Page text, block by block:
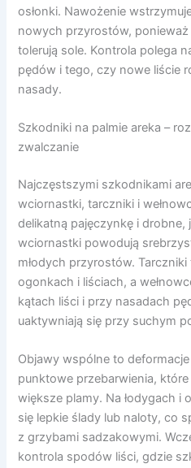
osłonki. Nawożenie
nowych przyrostów,
tolerują sole. Kontrola polega
pędów i tego, czy nowe liście
nasady.
Szkodniki na palmie areka –
zwalczanie
Najczęstszymi szkodnikami
wciornastki, tarczniki i
delikatną pajęczynkę i drobne,
wciornastki powodują
młodych przyrostów.
ogonkach i liściach, a
kątach liści i przy nasadach
uaktywniają się przy suchym
Objawy wspólne to
punktowe przebarwienia,
większe plamy. Na łodygach i
się lepkie ślady lub naloty, co
z grzybami sadzakowymi.
kontrola spodów liści, gdzie